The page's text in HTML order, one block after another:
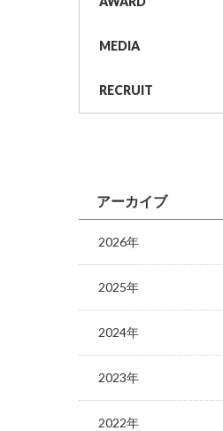
MEDIA
RECRUIT
アーカイブ
2026年
2025年
2024年
2023年
2022年